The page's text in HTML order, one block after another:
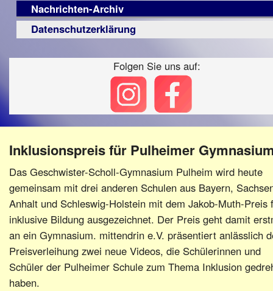
LPF-
Broschüre
Mac
Archiv
Berichte
Vorstand
Satzung
Fördern/Spenden
e.V.
Frühförderung
Schule
–
Hilfsmittel
-
PC
Augenoptiker
Berufsbildungswerke
Familienratgeber
Verbände
Nachrichten-Archiv
Datenschutzerklärung
Folgen Sie uns auf:
Inklusionspreis für Pulheimer
Das Geschwister-Scholl-Gymnasium Pulheim wird heute
gemeinsam mit drei anderen Schulen aus Bayern,
Anhalt und Schleswig-Holstein mit dem Jakob-Muth-Preis
inklusive Bildung ausgezeichnet. Der Preis geht damit
an ein Gymnasium. mittendrin e.V. präsentiert anlässlich
Preisverleihung zwei neue Videos, die Schülerinnen und
Schüler der Pulheimer Schule zum Thema Inklusion
haben.